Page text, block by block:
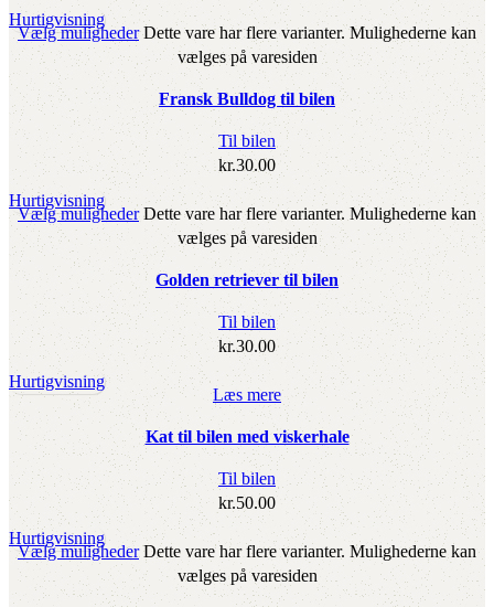
Hurtigvisning
Vælg muligheder Dette vare har flere varianter. Mulighederne kan
vælges på varesiden
Fransk Bulldog til bilen
Til bilen
kr.30.00
Hurtigvisning
Vælg muligheder Dette vare har flere varianter. Mulighederne kan
vælges på varesiden
Golden retriever til bilen
Til bilen
kr.30.00
Hurtigvisning
Læs mere
Kat til bilen med viskerhale
Til bilen
kr.50.00
Hurtigvisning
Vælg muligheder Dette vare har flere varianter. Mulighederne kan
vælges på varesiden